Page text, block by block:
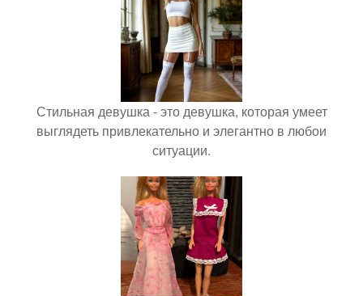
Стильная девушка - это девушка, которая умеет
выглядеть привлекательно и элегантно в любои
ситуации.